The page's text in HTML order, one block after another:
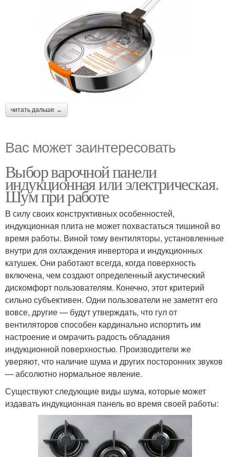
читать дальше →
Вас может заинтересовать
Выбор варочной панели
индукционная или электрическая.
Шум при работе
В силу своих конструктивных особенностей,
индукционная плита не может похвастаться тишиной во
время работы. Виной тому вентиляторы, установленные
внутри для охлаждения инвертора и индукционных
катушек. Они работают всегда, когда поверхность
включена, чем создают определенный акустический
дискомфорт пользователям. Конечно, этот критерий
сильно субъективен. Одни пользователи не заметят его
вовсе, другие — будут утверждать, что гул от
вентиляторов способен кардинально испортить им
настроение и омрачить радость обладания
индукционной поверхностью. Производители же
уверяют, что наличие шума и других посторонних звуков
— абсолютно нормальное явление.
Существуют следующие виды шума, которые может
издавать индукционная панель во время своей работы: